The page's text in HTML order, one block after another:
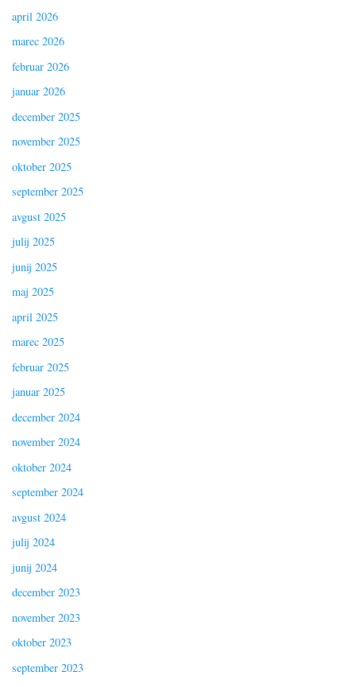
april 2026
marec 2026
februar 2026
januar 2026
december 2025
november 2025
oktober 2025
september 2025
avgust 2025
julij 2025
junij 2025
maj 2025
april 2025
marec 2025
februar 2025
januar 2025
december 2024
november 2024
oktober 2024
september 2024
avgust 2024
julij 2024
junij 2024
december 2023
november 2023
oktober 2023
september 2023